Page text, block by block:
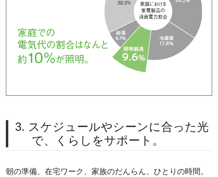
3. スケジュールやシーンに合った光
で、くらしをサポート。
朝の準備、在宅ワーク、家族のだんらん、ひとりの時間。